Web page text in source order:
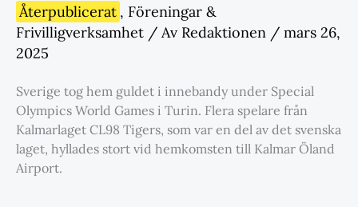
Återpublicerat , Föreningar &
Frivilligverksamhet / Av Redaktionen / mars 26,
2025
Sverige tog hem guldet i innebandy under Special
Olympics World Games i Turin. Flera spelare från
Kalmarlaget CL98 Tigers, som var en del av det svenska
laget, hyllades stort vid hemkomsten till Kalmar Öland
Airport.